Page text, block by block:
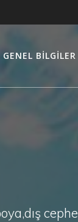
GENEL BILGILER
cephe